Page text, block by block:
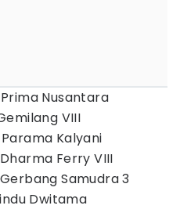
Nusantara
VIII
Kalyani
Ferry VIII
Samudra 3
Dwitama